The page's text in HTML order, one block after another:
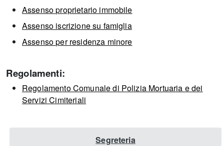
Assenso proprietario immobile
Assenso iscrizione su famiglia
Assenso per residenza minore
Regolamenti:
Regolamento Comunale di Polizia Mortuaria e dei
Servizi Cimiteriali
Segreteria